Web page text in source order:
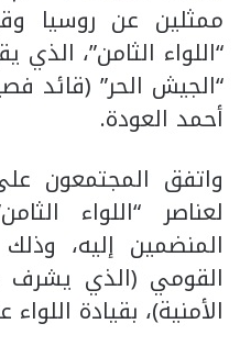
ممثلين عن روسيا
“اللواء الثامن”،
“الجيش الحر” (قائد
أحمد العودة.
واتفق المجتمعون
لعناصر “اللواء
المنضمين إليه،
القومي (الذي يشرف
الأمنية)، بقيادة